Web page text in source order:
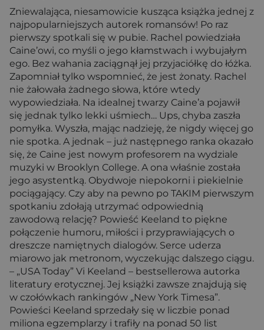
Zniewalająca, niesamowicie kusząca książka jednej z
najpopularniejszych autorek romansów! Po raz
pierwszy spotkali się w pubie. Rachel powiedziała
Caine’owi, co myśli o jego kłamstwach i wybujałym
ego. Bez wahania zaciągnął jej przyjaciółkę do łóżka.
Zapomniał tylko wspomnieć, że jest żonaty. Rachel
nie żałowała żadnego słowa, które wtedy
wypowiedziała. Na idealnej twarzy Caine’a pojawił
się jednak tylko lekki uśmiech… Ups, chyba zaszła
pomyłka. Wyszła, mając nadzieję, że nigdy więcej go
nie spotka. A jednak – już następnego ranka okazało
się, że Caine jest nowym profesorem na wydziale
muzyki w Brooklyn College. A ona właśnie została
jego asystentką. Obydwoje niepokorni i piekielnie
pociągający. Czy aby na pewno po TAKIM pierwszym
spotkaniu zdołają utrzymać odpowiednią
zawodową relację? Powieść Keeland to piękne
połączenie humoru, miłości i przyprawiających o
dreszcze namiętnych dialogów. Serce uderza
miarowo jak metronom, wyczekując dalszego ciągu.
– „USA Today” Vi Keeland – bestsellerowa autorka
literatury erotycznej. Jej książki zawsze znajdują się
w czołówkach rankingów „New York Timesa”.
Powieści Keeland sprzedały się w liczbie ponad
miliona egzemplarzy i trafiły na ponad 50 list